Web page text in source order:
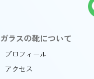
ガラスの靴について
プロフィール
アクセス